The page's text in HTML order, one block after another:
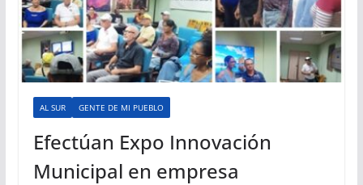
AL SUR GENTE DE MI PUEBLO
Efectúan Expo Innovación
Municipal en empresa